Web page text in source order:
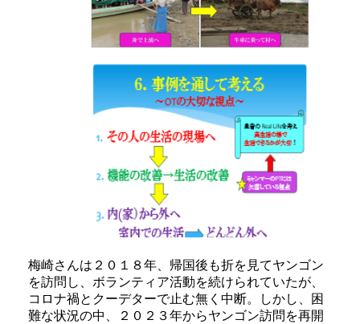
梅崎さんは２０１８年、帰国後も折を見てヤンゴン
を訪問し、ボランティア活動を続けられていたが、
コロナ禍とクーデターで止む無く中断。しかし、困
難な状況の中、２０２３年からヤンゴン訪問を再開